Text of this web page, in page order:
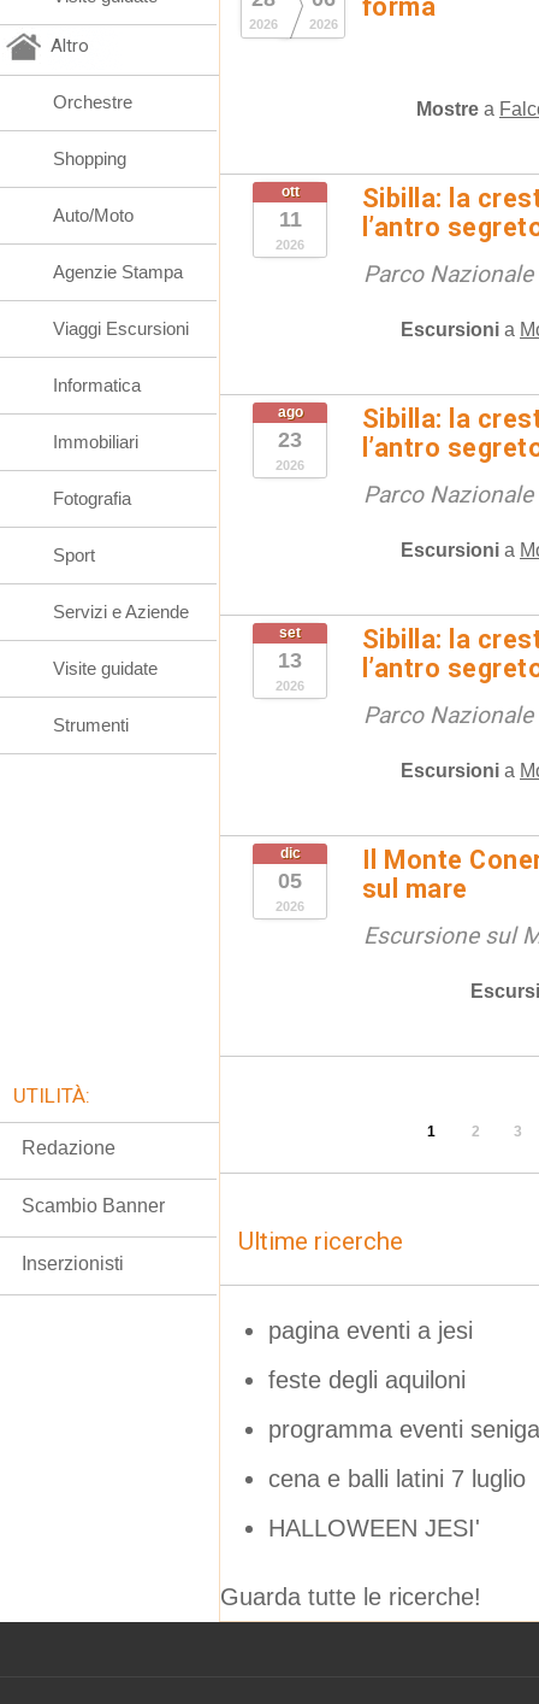
2026 2026
forma
Mostre a
ott
11
2026
Sibilla: la
l’antro
Parco
Escursioni a
ago
23
2026
Sibilla: la
l’antro
Parco
Escursioni a
set
13
2026
Sibilla: la
l’antro
Parco
Escursioni a
dic
05
2026
Il Monte
sul mare
Escursione sul
1 2 3
Ultime ricerche
pagina eventi a jesi
feste degli aquiloni
programma eventi
cena e balli latini 7 luglio
HALLOWEEN JESI'
Guarda tutte le ricerche!
Altro
Orchestre
Shopping
Auto/Moto
Agenzie Stampa
Viaggi Escursioni
Informatica
Immobiliari
Fotografia
Sport
Servizi e Aziende
Visite guidate
Strumenti
UTILITÀ:
Redazione
Scambio Banner
Inserzionisti